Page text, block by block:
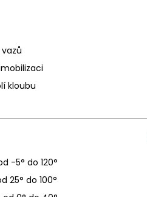
kloubu
-5° do 120°
25° do 100°